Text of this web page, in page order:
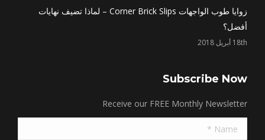
زوايا طوب الواجهات Corner Brick Slips – لماذا تضيف نهايات
أفضل؟
18th أبريل 2018
Subscribe Now
Receive our FREE Monthly Newsletter
Name *